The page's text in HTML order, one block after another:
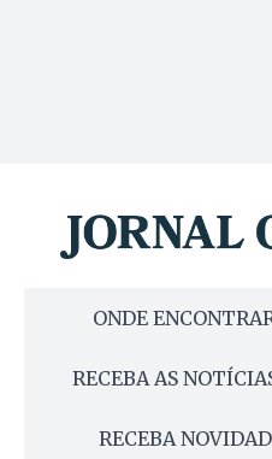
ONDE
RECEBA AS
RECEBA